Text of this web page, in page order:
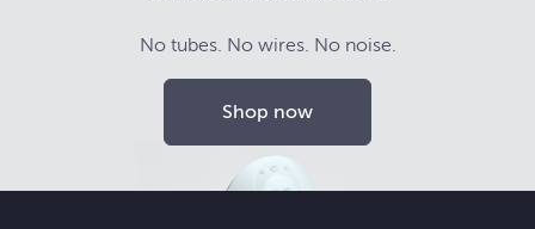
No tubes. No wires. No noise.
Shop now